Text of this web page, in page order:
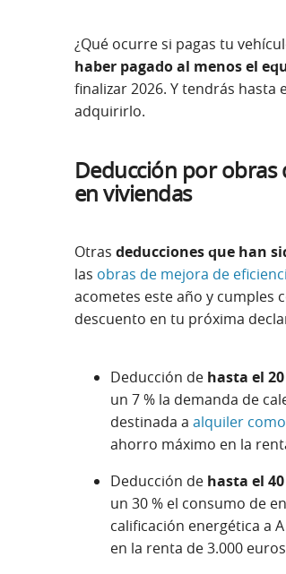
¿Qué ocurre si pagas tu
haber pagado al menos el
finalizar 2026. Y tendrás hasta
adquirirlo.
Deducción por obras
en viviendas
Otras deducciones que han
las obras de mejora de
acometes este año y cumples
descuento en tu próxima
Deducción de hasta el
un 7 % la demanda de
destinada a alquiler
ahorro máximo en la
Deducción de hasta el
un 30 % el consumo de
calificación energética a
en la renta de 3.000